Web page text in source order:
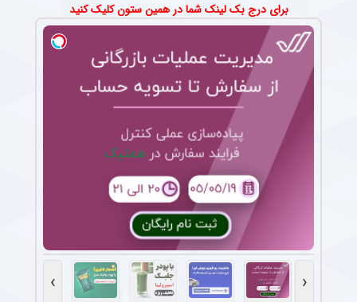
برای درج بک لینک شما در همین ستون کلیک کنید
‹
›